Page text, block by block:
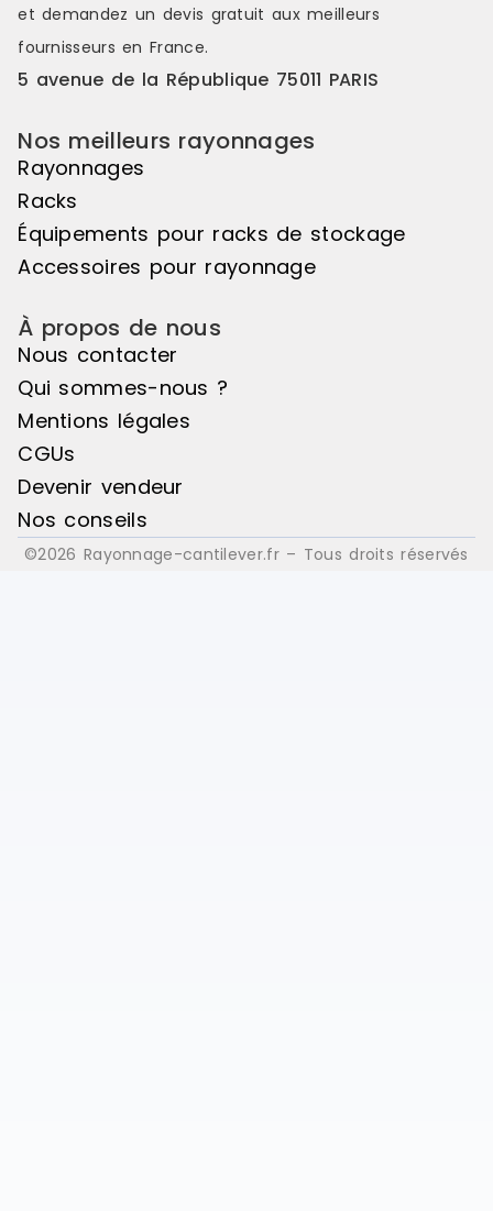
et constitue une solution simple et
efficace pour organiser le
stockage de charges longues.
Référence : 18A-1 Disponibilité :
Disponible Marque : Trilogiq
et demandez un devis gratuit aux meilleurs
fournisseurs en France.
5 avenue de la République 75011 PARIS
Nos meilleurs rayonnages
Rayonnages
Racks
Équipements pour racks de stockage
Accessoires pour rayonnage
À propos de nous
Nous contacter
Qui sommes-nous ?
Mentions légales
CGUs
Devenir vendeur
Nos conseils
©2026 Rayonnage-cantilever.fr – Tous droits réservés